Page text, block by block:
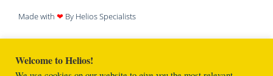
Made with ❤ By Helios Specialists
Welcome to Helios!